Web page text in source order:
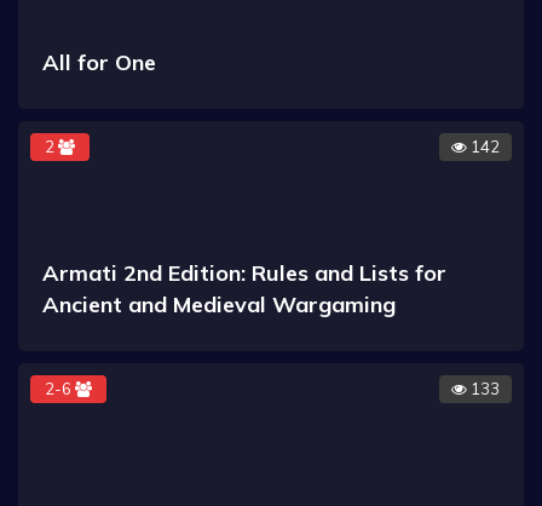
All for One
2 142
Armati 2nd Edition: Rules and Lists for
Ancient and Medieval Wargaming
2-6 133